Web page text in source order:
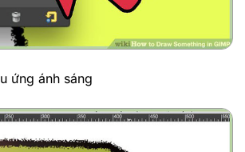
ứng ánh sáng